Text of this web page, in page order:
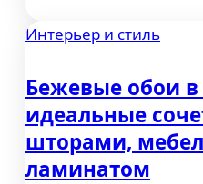
Интерьер и стиль
Бежевые обои в
идеальные
шторами,
ламинатом